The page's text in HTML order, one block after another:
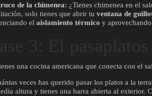
de la chimenea: ¿Tienes chimenea en el
solo tienes que abrir tuventana de
elaislamiento térmico y
una cocina americana que conecta con el
veces has querido pasar los platos a la
altura y tienes una barra abierta al exterior.